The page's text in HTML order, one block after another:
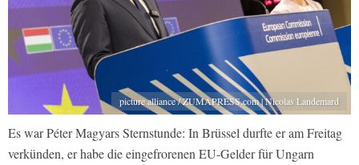
picture alliance / ZUMAPRESS.com | Nicolas Landemard
Es war Péter Magyars Sternstunde: In Brüssel durfte er am Freitag
verkünden, er habe die eingefrorenen EU-Gelder für Ungarn